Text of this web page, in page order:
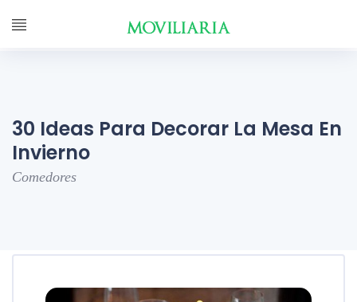
30 Ideas Para Decorar La Mesa En
Invierno
Comedores